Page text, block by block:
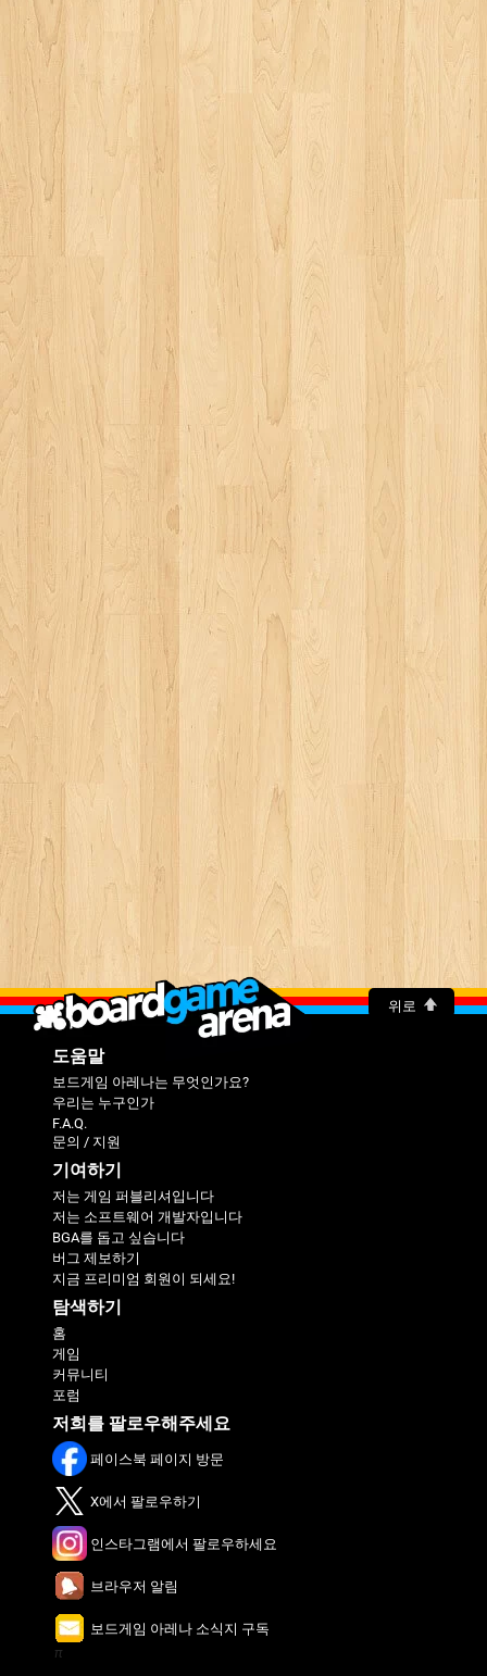
위로
도움말
보드게임 아레나는 무엇인가요?
우리는 누구인가
F.A.Q.
문의 / 지원
기여하기
저는 게임 퍼블리셔입니다
저는 소프트웨어 개발자입니다
BGA를 돕고 싶습니다
버그 제보하기
지금 프리미엄 회원이 되세요!
탐색하기
홈
게임
커뮤니티
포럼
저희를 팔로우해주세요
페이스북 페이지 방문
X에서 팔로우하기
인스타그램에서 팔로우하세요
브라우저 알림
보드게임 아레나 소식지 구독
π